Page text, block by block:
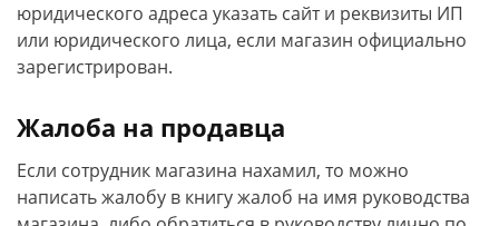
юридического адреса указать сайт и реквизиты ИП
или юридического лица, если магазин официально
зарегистрирован.
Жалоба на продавца
Если сотрудник магазина нахамил, то можно
написать жалобу в книгу жалоб на имя руководства